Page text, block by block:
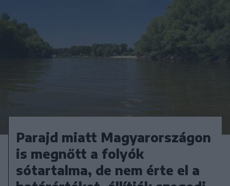
Parajd miatt Magyarországon
is megnőtt a folyók
sótartalma, de nem érte el a